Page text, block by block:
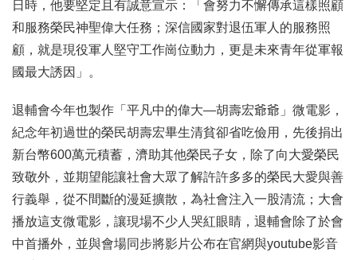
日時，他要堅定且有誠意宣示：「會努力不懈傳承這樣照顧
和服務榮民神聖偉大任務；深信國家對退伍軍人的服務照
顧，就是現役軍人堅守工作崗位動力，更是未來青年從軍報
國最大誘因」。
退輔會今年也製作「平凡中的偉大—胡壽宏爺爺」微電影，
紀念年初過世的榮民胡壽宏畢生清貧卻省吃儉用，先後捐出
新台幣600萬元積蓄，濟助其他榮民子女，除了向大愛榮民
致敬外，並期望能讓社會大眾了解許許多多的榮民大愛與善
行義舉，從不間斷的漫延擴散，為社會注入一股清流；大會
播放這支微電影，讓現場不少人哭紅眼睛，退輔會除了於會
中首播外，並與會場同步將影片公布在官網與youtube影音